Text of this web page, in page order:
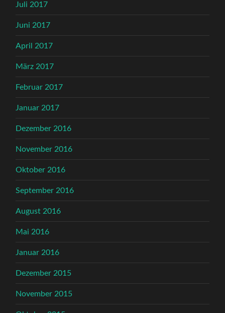
Juli 2017
Juni 2017
April 2017
März 2017
Februar 2017
Januar 2017
Dezember 2016
November 2016
Oktober 2016
September 2016
August 2016
Mai 2016
Januar 2016
Dezember 2015
November 2015